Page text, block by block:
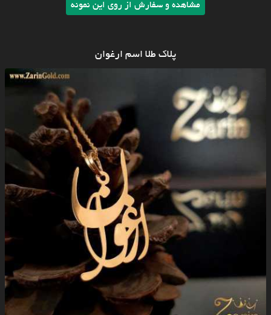
مشاهده و سفارش از روی این نمونه
پلاک طلا اسم ارغوان